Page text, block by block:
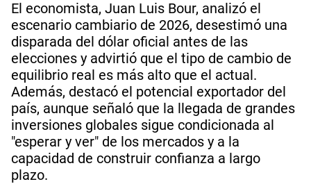
El economista, Juan Luis Bour, analizó el
escenario cambiario de 2026, desestimó una
disparada del dólar oficial antes de las
elecciones y advirtió que el tipo de cambio de
equilibrio real es más alto que el actual.
Además, destacó el potencial exportador del
país, aunque señaló que la llegada de grandes
inversiones globales sigue condicionada al
"esperar y ver" de los mercados y a la
capacidad de construir confianza a largo
plazo.